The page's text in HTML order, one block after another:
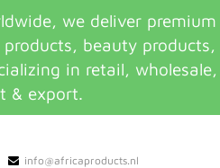
we deliver premium
beauty products,
in retail, wholesale,
& export.
info@africaproducts.nl